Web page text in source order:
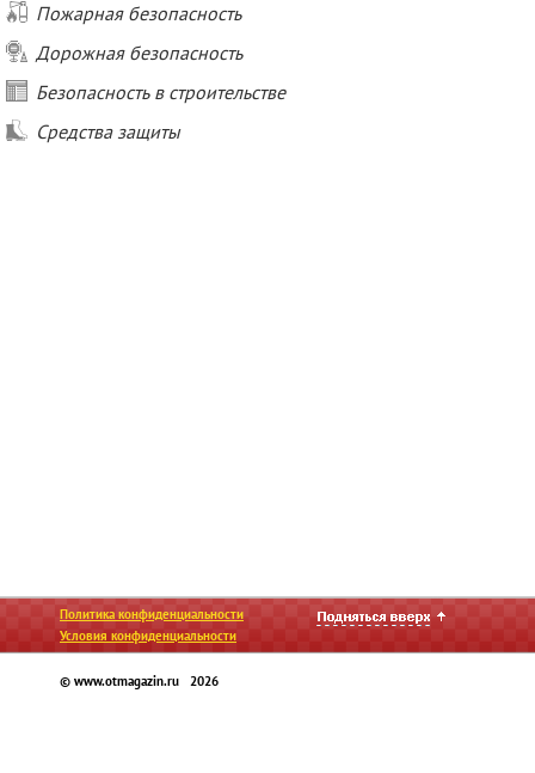
Пожарная безопасность
Дорожная безопасность
Безопасность в строительстве
Средства защиты
Политика конфиденциальности
Условия конфиденциальности
© www.otmagazin.ru 2026